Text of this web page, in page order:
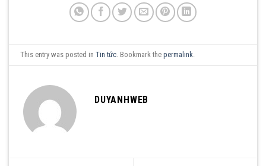
This entry was posted inTin tức . Bookmark thepermalink
DUYANHWEB